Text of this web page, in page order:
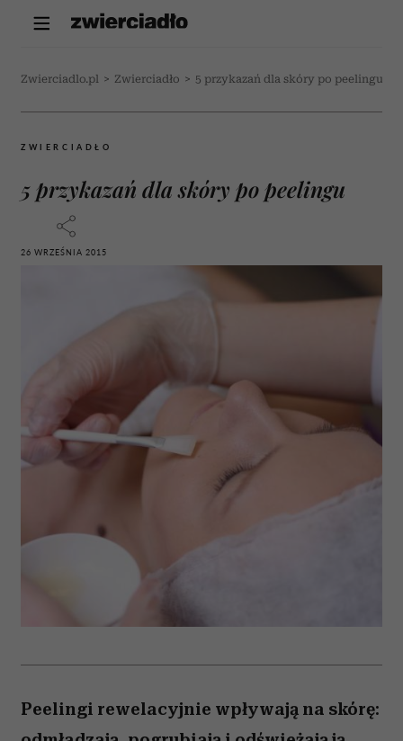
Zwierciadlo.pl > Zwierciadło > 5 przykazań dla skóry po peelingu
ZWIERCIADŁO
5 przykazań dla skóry po peelingu
26 WRZEŚNIA 2015
Peelingi rewelacyjnie wpływają na skórę: